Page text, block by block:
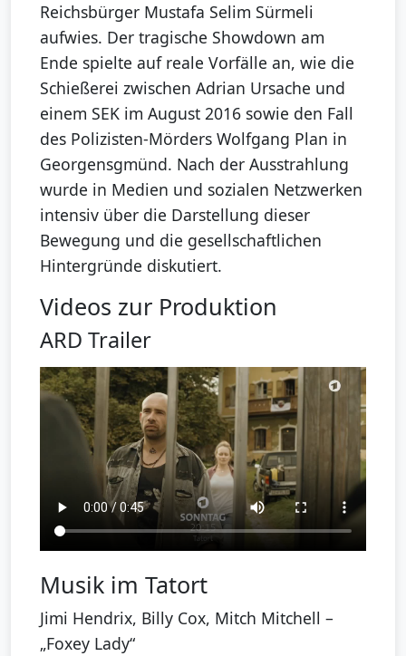
Reichsbürger Mustafa Selim Sürmeli
aufwies. Der tragische Showdown am
Ende spielte auf reale Vorfälle an, wie die
Schießerei zwischen Adrian Ursache und
einem SEK im August 2016 sowie den Fall
des Polizisten-Mörders Wolfgang Plan in
Georgensgmünd. Nach der Ausstrahlung
wurde in Medien und sozialen Netzwerken
intensiv über die Darstellung dieser
Bewegung und die gesellschaftlichen
Hintergründe diskutiert.
Videos zur Produktion
ARD Trailer
Musik im Tatort
Jimi Hendrix, Billy Cox, Mitch Mitchell –
„Foxey Lady“